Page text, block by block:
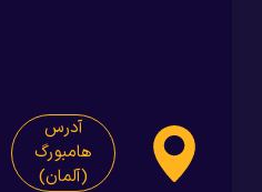
آدرس
هامبورگ
(آلمان)